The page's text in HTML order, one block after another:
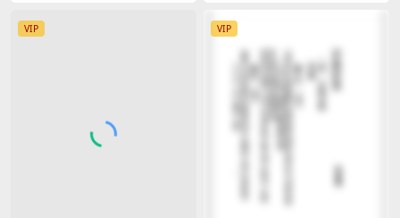
VIP VIP